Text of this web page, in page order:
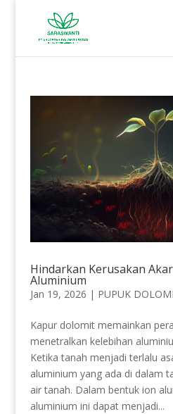
Hindarkan Kerusakan
Aluminium
Jan 19, 2026 | PUPUK
Kapur dolomit memainkan
menetralkan kelebihan
Ketika tanah menjadi terlalu
aluminium yang ada di dalam
air tanah. Dalam bentuk ion
aluminium ini dapat menjadi...